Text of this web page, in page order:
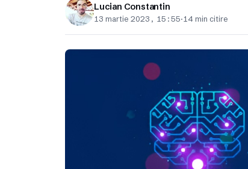
Lucian Constantin
13 martie 2023, 15:55·14 min citire